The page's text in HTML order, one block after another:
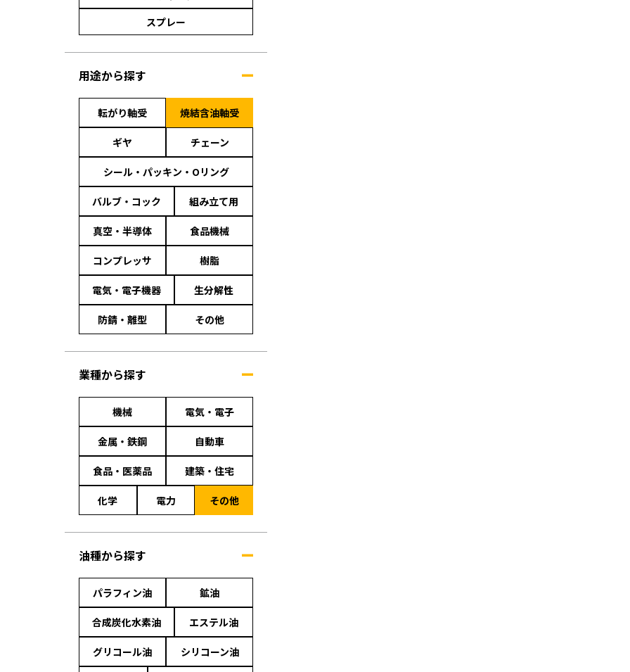
スプレー
用途から探す
転がり軸受 焼結含油軸受
ギヤ チェーン
シール・パッキン・Oリング
バルブ・コック 組み立て用
真空・半導体 食品機械
コンプレッサ 樹脂
電気・電子機器 生分解性
防錆・離型 その他
業種から探す
機械 電気・電子
金属・鉄鋼 自動車
食品・医薬品 建築・住宅
化学 電力 その他
油種から探す
パラフィン油 鉱油
合成炭化水素油 エステル油
グリコール油 シリコーン油